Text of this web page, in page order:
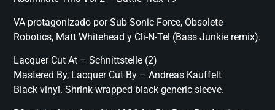
VA protagonizado por Sub Sonic Force, Obsolete
Robotics, Matt Whitehead y Cli-N-Tel (Bass Junkie remix).
Lacquer Cut At – Schnittstelle (2)
Mastered By, Lacquer Cut By – Andreas Kauffelt
Black vinyl. Shrink-wrapped black generic sleeve.